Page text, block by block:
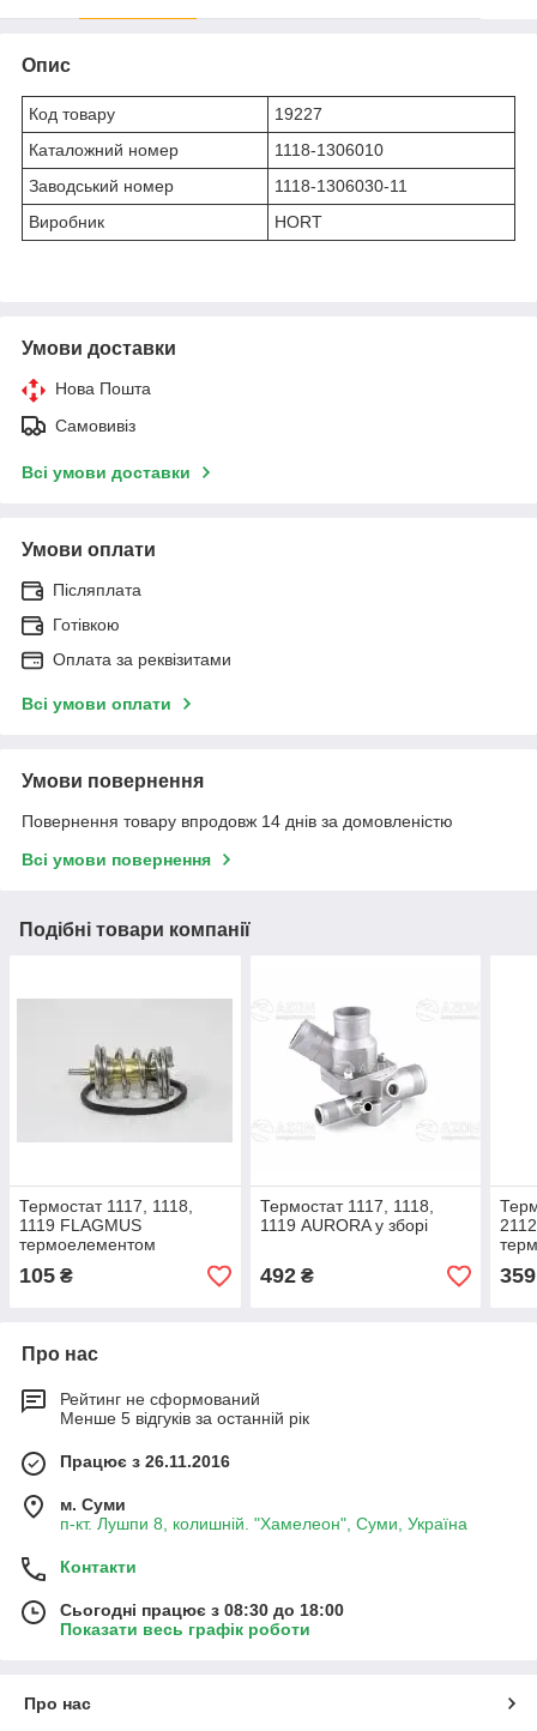
Опис
Код товару
19227
Каталожний номер
1118-1306010
Заводський номер
1118-1306030-11
Виробник
HORT
Умови доставки
Нова Пошта
Самовивіз
Всі умови доставки
Умови оплати
Післяплата
Готівкою
Оплата за реквізитами
Всі умови оплати
Умови повернення
Повернення товару впродовж 14 днів за домовленістю
Всі умови повернення
Подібні товари компанії
Термостат 1117, 1118,
1119 FLAGMUS
термоелементом
105 ₴
Термостат 1117, 1118,
1119 AURORA у зборі
492₴ 359
Про нас
Рейтинг не сформований
Менше 5 відгуків за останній рік
Працює з 26.11.2016
м. Суми
п-кт. Лушпи 8, колишній. "Хамелеон", Суми, Україна
Контакти
Сьогодні працює з 08:30 до 18:00
Показати весь графік роботи
Про нас